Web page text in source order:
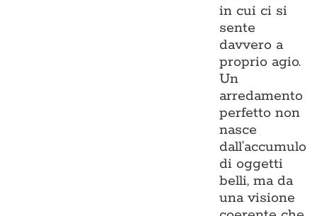
in cui ci si
sente
davvero a
proprio agio.
Un
arredamento
perfetto non
nasce
dall’accumulo
di oggetti
belli, ma da
una visione